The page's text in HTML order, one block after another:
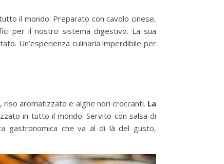
il mondo. Preparato con cavolo cinese,
per il nostro sistema digestivo. La sua
Un’esperienza culinaria imperdibile per
riso aromatizzato e alghe nori croccanti. La
in tutto il mondo. Servito con salsa di
gastronomica che va al di là del gusto,